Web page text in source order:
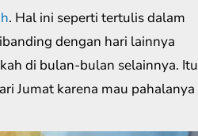
. Hal ini seperti tertulis dalam
dengan hari lainnya
di bulan-bulan selainnya. Itu
Jumat karena mau pahalanya